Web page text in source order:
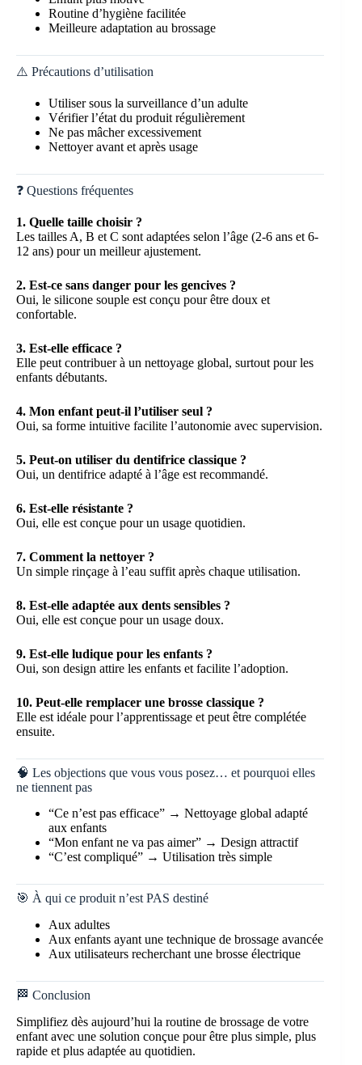
Routine d’hygiène facilitée
Meilleure adaptation au brossage
⚠️ Précautions d’utilisation
Utiliser sous la surveillance d’un adulte
Vérifier l’état du produit régulièrement
Ne pas mâcher excessivement
Nettoyer avant et après usage
❓ Questions fréquentes
1. Quelle taille choisir ?
Les tailles A, B et C sont adaptées selon l’âge (2-6 ans et 6-
12 ans) pour un meilleur ajustement.
2. Est-ce sans danger pour les gencives ?
Oui, le silicone souple est conçu pour être doux et
confortable.
3. Est-elle efficace ?
Elle peut contribuer à un nettoyage global, surtout pour les
enfants débutants.
4. Mon enfant peut-il l’utiliser seul ?
Oui, sa forme intuitive facilite l’autonomie avec supervision.
5. Peut-on utiliser du dentifrice classique ?
Oui, un dentifrice adapté à l’âge est recommandé.
6. Est-elle résistante ?
Oui, elle est conçue pour un usage quotidien.
7. Comment la nettoyer ?
Un simple rinçage à l’eau suffit après chaque utilisation.
8. Est-elle adaptée aux dents sensibles ?
Oui, elle est conçue pour un usage doux.
9. Est-elle ludique pour les enfants ?
Oui, son design attire les enfants et facilite l’adoption.
10. Peut-elle remplacer une brosse classique ?
Elle est idéale pour l’apprentissage et peut être complétée
ensuite.
🧠 Les objections que vous vous posez… et pourquoi elles
ne tiennent pas
“Ce n’est pas efficace” → Nettoyage global adapté
aux enfants
“Mon enfant ne va pas aimer” → Design attractif
“C’est compliqué” → Utilisation très simple
🎯 À qui ce produit n’est PAS destiné
Aux adultes
Aux enfants ayant une technique de brossage avancée
Aux utilisateurs recherchant une brosse électrique
🏁 Conclusion
Simplifiez dès aujourd’hui la routine de brossage de votre
enfant avec une solution conçue pour être plus simple, plus
rapide et plus adaptée au quotidien.